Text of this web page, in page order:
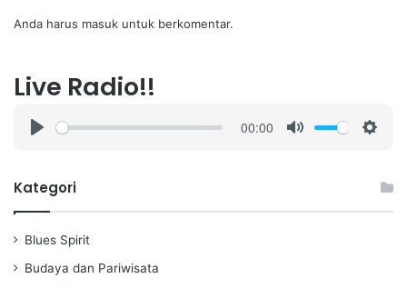
Anda harus masuk untuk berkomentar.
Live Radio!!
a
00:00
Kategori
Blues Spirit
Budaya dan Pariwisata